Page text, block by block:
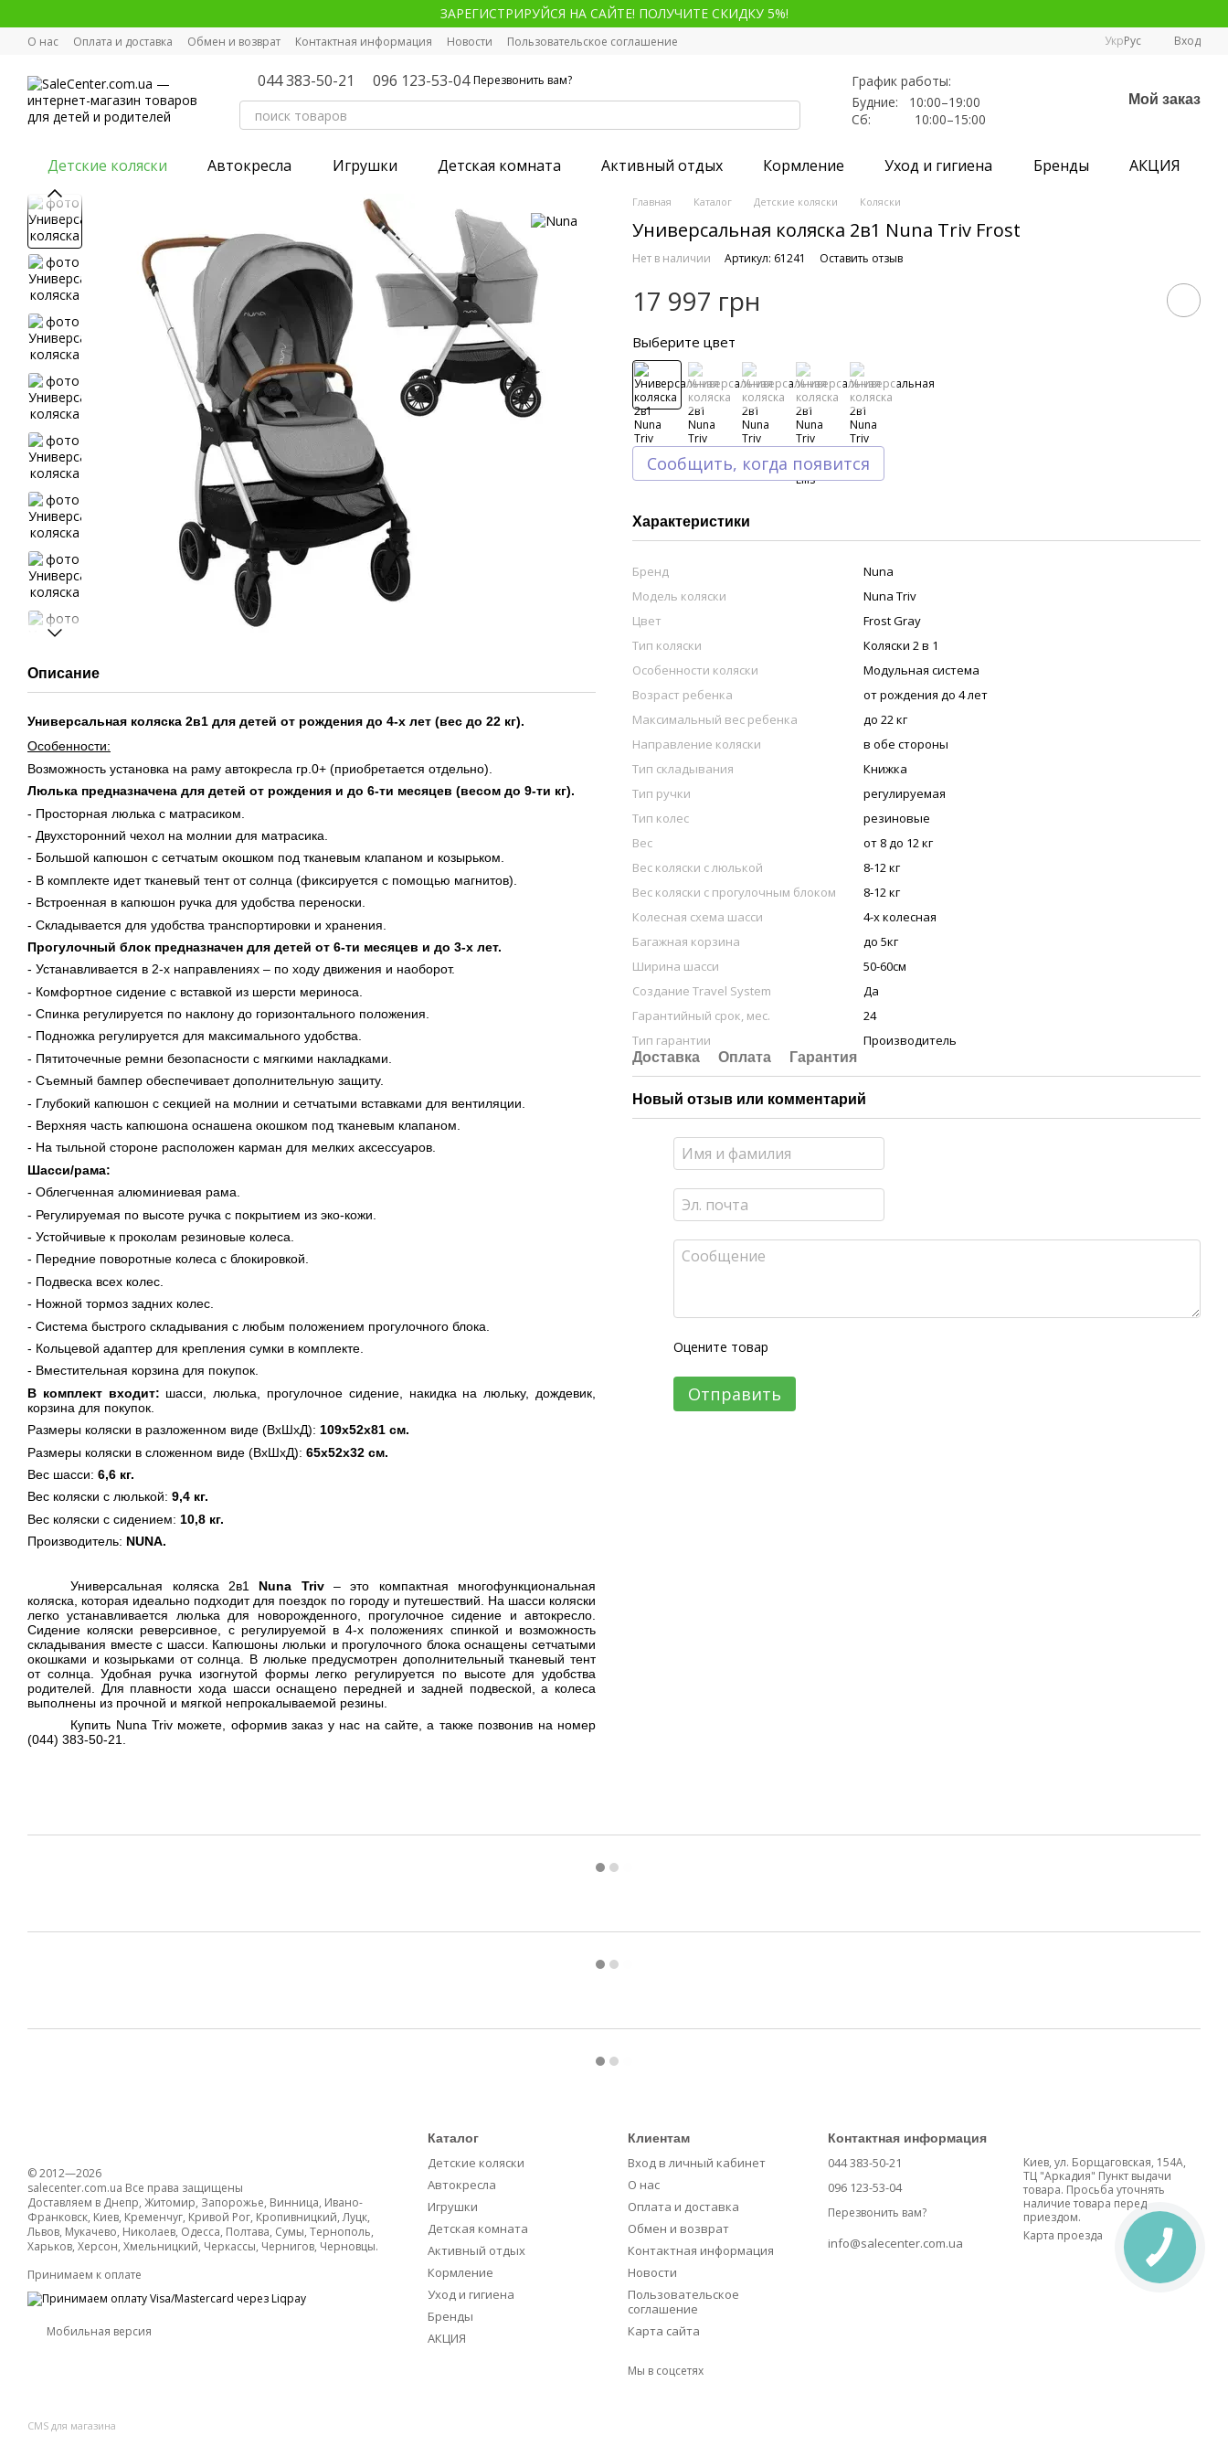
ЗАРЕГИСТРИРУЙСЯ НА САЙТЕ! ПОЛУЧИТЕ СКИДКУ 5%!
О нас Оплата и доставка Обмен и возврат Контактная информация Новости Пользовательское соглашение УкрРус Вход
044 383-50-21 096 123-53-04 Перезвонить вам?
График работы:
Будние: 10:00–19:00
Сб: 10:00–15:00
Мой заказ
Детские коляски Автокресла Игрушки Детская комната Активный отдых Кормление Уход и гигиена Бренды АКЦИЯ
Описание
Универсальная коляска 2в1 для детей от рождения до 4-х лет (вес до 22 кг).
Особенности:
Возможность установка на раму автокресла гр.0+ (приобретается отдельно).
Люлька предназначена для детей от рождения и до 6-ти месяцев (весом до 9-ти кг).
- Просторная люлька с матрасиком.
- Двухсторонний чехол на молнии для матрасика.
- Большой капюшон с сетчатым окошком под тканевым клапаном и козырьком.
- В комплекте идет тканевый тент от солнца (фиксируется с помощью магнитов).
- Встроенная в капюшон ручка для удобства переноски.
- Складывается для удобства транспортировки и хранения.
Прогулочный блок предназначен для детей от 6-ти месяцев и до 3-х лет.
- Устанавливается в 2-х направлениях – по ходу движения и наоборот.
- Комфортное сидение с вставкой из шерсти мериноса.
- Спинка регулируется по наклону до горизонтального положения.
- Подножка регулируется для максимального удобства.
- Пятиточечные ремни безопасности с мягкими накладками.
- Съемный бампер обеспечивает дополнительную защиту.
- Глубокий капюшон с секцией на молнии и сетчатыми вставками для вентиляции.
- Верхняя часть капюшона оснашена окошком под тканевым клапаном.
- На тыльной стороне расположен карман для мелких аксессуаров.
Шасси/рама:
- Облегченная алюминиевая рама.
- Регулируемая по высоте ручка с покрытием из эко-кожи.
- Устойчивые к проколам резиновые колеса.
- Передние поворотные колеса с блокировкой.
- Подвеска всех колес.
- Ножной тормоз задних колес.
- Система быстрого складывания с любым положением прогулочного блока.
- Кольцевой адаптер для крепления сумки в комплекте.
- Вместительная корзина для покупок.
В комплект входит: шасси, люлька, прогулочное сидение, накидка на люльку, дождевик,
корзина для покупок.
Размеры коляски в разложенном виде (ВхШхД): 109x52х81 см.
Размеры коляски в сложенном виде (ВхШхД): 65x52х32 см.
Вес шасси: 6,6 кг.
Вес коляски с люлькой: 9,4 кг.
Вес коляски с сидением: 10,8 кг.
Производитель: NUNA.
Универсальная коляска 2в1 Nuna Triv – это компактная многофункциональная
коляска, которая идеально подходит для поездок по городу и путешествий. На шасси коляски
легко устанавливается люлька для новорожденного, прогулочное сидение и автокресло.
Сидение коляски реверсивное, с регулируемой в 4-х положениях спинкой и возможность
складывания вместе с шасси. Капюшоны люльки и прогулочного блока оснащены сетчатыми
окошками и козырьками от солнца. В люльке предусмотрен дополнительный тканевый тент
от солнца. Удобная ручка изогнутой формы легко регулируется по высоте для удобства
родителей. Для плавности хода шасси оснащено передней и задней подвеской, а колеса
выполнены из прочной и мягкой непрокалываемой резины.
Купить Nuna Triv можете, оформив заказ у нас на сайте, а также позвонив на номер
(044) 383-50-21.
Главная Каталог Детские коляски Коляски
Универсальная коляска 2в1 Nuna Triv Frost
Нет в наличии Артикул: 61241 Оставить отзыв
17 997 грн
Выберите цвет
Сообщить, когда появится
Характеристики
Бренд
Nuna
Модель коляски
Nuna Triv
Цвет
Frost Gray
Тип коляски
Коляски 2 в 1
Особенности коляски
Модульная система
Возраст ребенка
от рождения до 4 лет
Максимальный вес ребенка
до 22 кг
Направление коляски
в обе стороны
Тип складывания
Книжка
Тип ручки
регулируемая
Тип колес
резиновые
Вес
от 8 до 12 кг
Вес коляски с люлькой
8-12 кг
Вес коляски с прогулочным блоком
8-12 кг
Колесная схема шасси
4-х колесная
Багажная корзина
до 5кг
Ширина шасси
50-60см
Создание Travel System
Да
Гарантийный срок, мес.
24
Тип гарантии
Производитель
Доставка Оплата Гарантия
Новый отзыв или комментарий
Оцените товар
Отправить
© 2012—2026
salecenter.com.ua Все права защищены
Доставляем в Днепр, Житомир, Запорожье, Винница, Ивано-
Франковск, Киев, Кременчуг, Кривой Рог, Кропивницкий, Луцк,
Львов, Мукачево, Николаев, Одесса, Полтава, Сумы, Тернополь,
Харьков, Херсон, Хмельницкий, Черкассы, Чернигов, Черновцы.
Принимаем к оплате
Мобильная версия
CMS для магазина
Каталог
Детские коляски
Автокресла
Игрушки
Детская комната
Активный отдых
Кормление
Уход и гигиена
Бренды
АКЦИЯ
Клиентам
Вход в личный кабинет
О нас
Оплата и доставка
Обмен и возврат
Контактная информация
Новости
Пользовательское
соглашение
Карта сайта
Мы в соцсетях
Контактная информация
044 383-50-21
096 123-53-04
Перезвонить вам?
info@salecenter.com.ua
Киев, ул. Борщаговская, 154А,
ТЦ "Аркадия" Пункт выдачи
товара. Просьба уточнять
наличие товара перед
приездом.
Карта проезда